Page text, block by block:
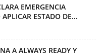
EMERGENCIA
ESTADO DE...
A ALWAYS READY Y